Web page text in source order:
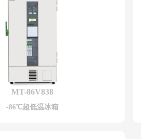
MT-86V838
-86℃超低温冰箱